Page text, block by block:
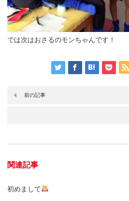
では次はおさるのモンちゃんです！
前の記事
関連記事
初めまして